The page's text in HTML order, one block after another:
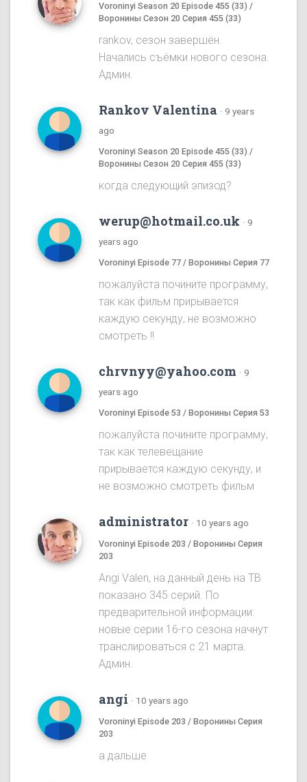
Voroninyi Season 20 Episode 455 (33) /
Воронины Сезон 20 Серия 455 (33)
rankov, сезон завершён.
Начались съёмки нового сезона.
Админ.
Rankov Valentina · 9 years
ago
Voroninyi Season 20 Episode 455 (33) /
Воронины Сезон 20 Серия 455 (33)
когда следующий эпизод?
werup@hotmail.co.uk · 9
years ago
Voroninyi Episode 77 / Воронины Серия 77
пожалуйста почините программу,
так как фильм прирывается
каждую секунду, не возможно
смотреть !!
chrvnyy@yahoo.com · 9
years ago
Voroninyi Episode 53 / Воронины Серия 53
пожалуйста почините программу,
так как телевещание
прирывается каждую секунду, и
не возможно смотреть фильм
administrator · 10 years ago
Voroninyi Episode 203 / Воронины Серия
203
Angi Valen, на данный день на ТВ
показано 345 серий. По
предварительной информации:
новые серии 16-го сезона начнут
транслироваться с 21 марта.
Админ.
angi · 10 years ago
Voroninyi Episode 203 / Воронины Серия
203
а дальше